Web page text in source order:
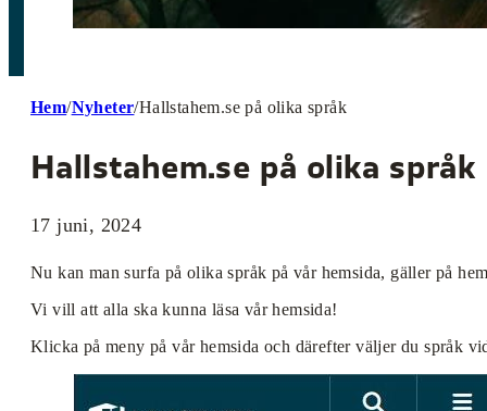
Hem/Nyheter/Hallstahem.se på olika språk
Hallstahem.se på olika språk
17 juni, 2024
Nu kan man surfa på olika språk på vår hemsida, gäller på
Vi vill att alla ska kunna läsa vår hemsida!
Klicka på meny på vår hemsida och därefter väljer du språk